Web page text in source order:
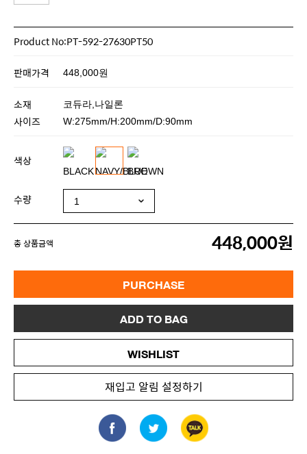
Product No:PT-592-27630PT50
판매가격 448,000원
소재 코듀라,나일론
사이즈 W:275mm/H:200mm/D:90mm
색상
수량
총 상품금액 448,000원
PURCHASE
ADD TO BAG
WISHLIST
재입고 알림 설정하기